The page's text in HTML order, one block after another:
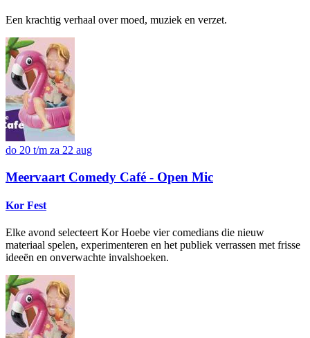
Een krachtig verhaal over moed, muziek en verzet.
do 20 t/m za 22 aug
Meervaart Comedy Café - Open Mic
Kor Fest
Elke avond selecteert Kor Hoebe vier comedians die nieuw
materiaal spelen, experimenteren en het publiek verrassen met frisse
ideeën en onverwachte invalshoeken.